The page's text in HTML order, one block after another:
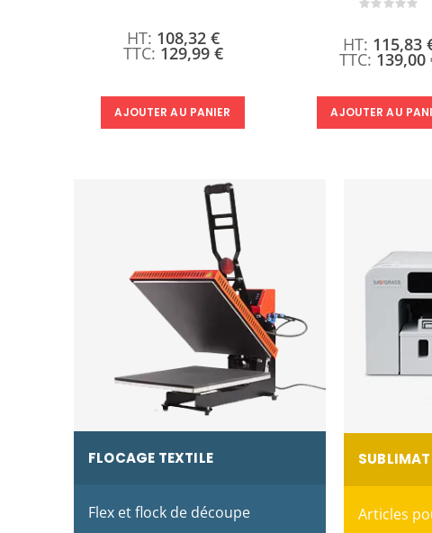
129,99 €
108,32 €
AJOUTER AU PANIER
Rating:
139,00
115,83
AJOUTER AU
FLOCAGE TEXTILE
Flex et flock de découpe
Articles